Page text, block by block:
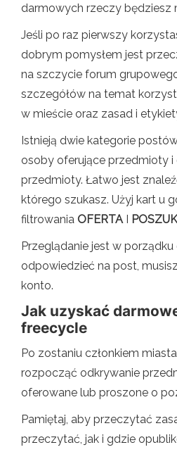
darmowych rzeczy będziesz
Jeśli po raz pierwszy
dobrym pomysłem jest
na szczycie forum
szczegółów na temat
w mieście oraz zasad i
Istnieją dwie kategorie
osoby oferujące przedmioty
przedmioty. Łatwo jest
którego szukasz. Użyj kart u
filtrowania OFERTA I
Przeglądanie jest w
odpowiedzieć na post,
konto.
Jak uzyskać
freecycle
Po zostaniu członkiem
rozpocząć odkrywanie
oferowane lub proszone o
Pamiętaj, aby przeczytać
przeczytać, jak i gdzie